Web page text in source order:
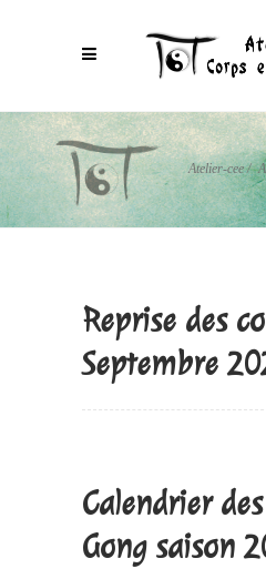
Atelier-cee/
Reprise des
Septembre
Calendrier
Gong saison